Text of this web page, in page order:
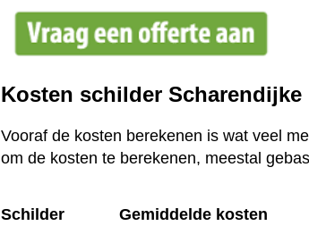
Kosten schilder Scharendijke
Vooraf de kosten berekenen is wat veel
om de kosten te berekenen, meestal
Schilder
Gemiddelde kosten